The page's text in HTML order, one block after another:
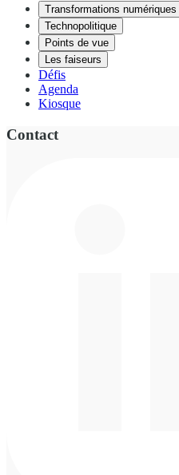
Transformations numériques
Technopolitique
Points de vue
Les faiseurs
Défis
Agenda
Kiosque
Contact